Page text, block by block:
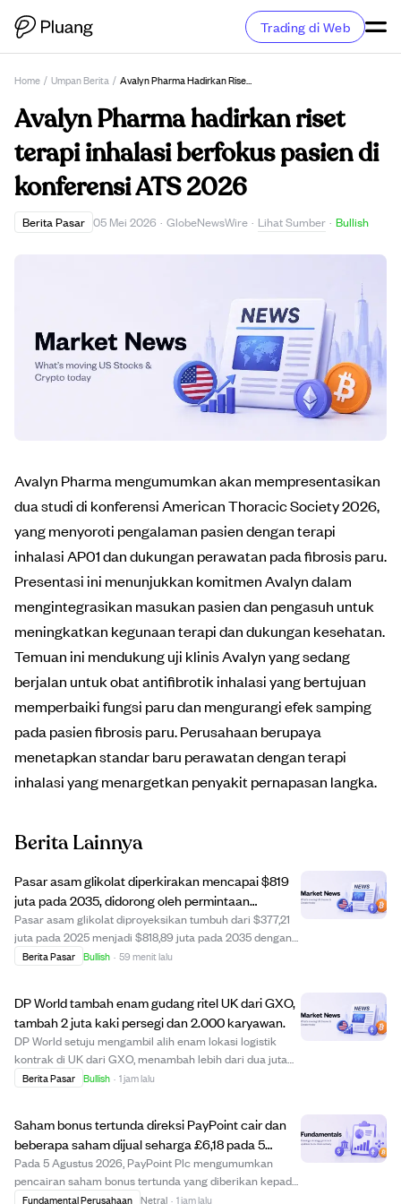
Trading di Web
Home / Umpan Berita / Avalyn Pharma Hadirkan Riset Terapi Inhalasi Berfokus Pasien Di Konferensi ATS 2026
Avalyn Pharma hadirkan riset
terapi inhalasi berfokus pasien di
konferensi ATS 2026
Berita Pasar 05 Mei 2026 · GlobeNewsWire · Lihat Sumber · Bullish
Avalyn Pharma mengumumkan akan mempresentasikan
dua studi di konferensi American Thoracic Society 2026,
yang menyoroti pengalaman pasien dengan terapi
inhalasi AP01 dan dukungan perawatan pada fibrosis paru.
Presentasi ini menunjukkan komitmen Avalyn dalam
mengintegrasikan masukan pasien dan pengasuh untuk
meningkatkan kegunaan terapi dan dukungan kesehatan.
Temuan ini mendukung uji klinis Avalyn yang sedang
berjalan untuk obat antifibrotik inhalasi yang bertujuan
memperbaiki fungsi paru dan mengurangi efek samping
pada pasien fibrosis paru. Perusahaan berupaya
menetapkan standar baru perawatan dengan terapi
inhalasi yang menargetkan penyakit pernapasan langka.
Berita Lainnya
Pasar asam glikolat diperkirakan mencapai $819
juta pada 2035, didorong oleh permintaan
skincare dan formulasi canggih.
Pasar asam glikolat diproyeksikan tumbuh dari $377,21
juta pada 2025 menjadi $818,89 juta pada 2035 dengan
CAGR 8,06%. Pertumbuhan didorong oleh meningkatnya
Berita Pasar Bullish · 59 menit lalu
DP World tambah enam gudang ritel UK dari GXO,
tambah 2 juta kaki persegi dan 2.000 karyawan.
DP World setuju mengambil alih enam lokasi logistik
kontrak di UK dari GXO, menambah lebih dari dua juta
kaki persegi ruang gudang dan 2.000 karyawan ke
Berita Pasar Bullish · 1 jam lalu
Saham bonus tertunda direksi PayPoint cair dan
beberapa saham dijual seharga £6,18 pada 5
Agustus 2026
Pada 5 Agustus 2026, PayPoint Plc mengumumkan
pencairan saham bonus tertunda yang diberikan kepada
direksi dan manajer senior pada Juli 2023 setelah
Fundamental Perusahaan Netral · 1 jam lalu